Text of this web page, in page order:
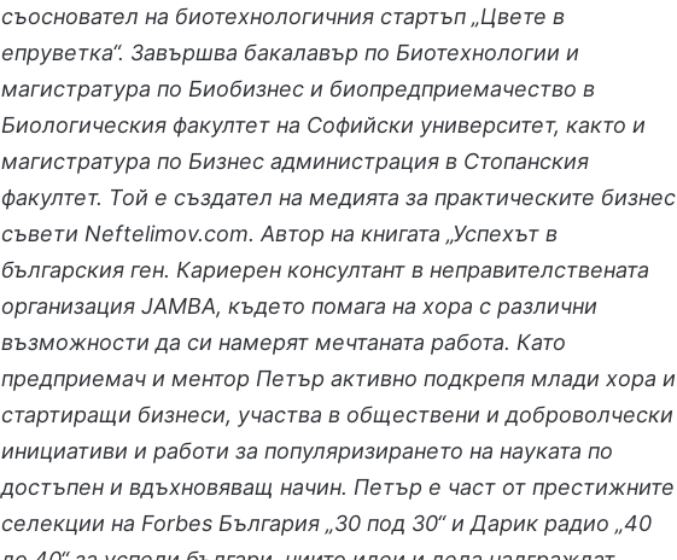
съосновател на биотехнологичния стартъп „Цвете в
епруветка“. Завършва бакалавър по Биотехнологии и
магистратура по Биобизнес и биопредприемачество в
Биологическия факултет на Софийски университет, както и
магистратура по Бизнес администрация в Стопанския
факултет. Той е създател на медията за практическите бизнес
съвети Neftelimov.com. Автор на книгата „Успехът в
българския ген. Кариерен консултант в неправителствената
организация JAMBA, където помага на хора с различни
възможности да си намерят мечтаната работа. Като
предприемач и ментор Петър активно подкрепя млади хора и
стартиращи бизнеси, участва в обществени и доброволчески
инициативи и работи за популяризирането на науката по
достъпен и вдъхновяващ начин. Петър е част от престижните
селекции на Forbes България „30 под 30“ и Дарик радио „40